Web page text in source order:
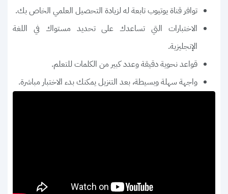
توافر قناة يوتيوب تابعة له لزيادة التحصيل العلمي الخاص بك.
الاختبارات التي تساعدك على تحديد مستواك في اللغة
الإنجليزية.
قواعد نحوية دقيقة وعدد كبير من الكلمات للتعلم.
واجهة سهلة وبسيطة، بعد التنزيل يمكنك بدء الاختبار مباشرة.